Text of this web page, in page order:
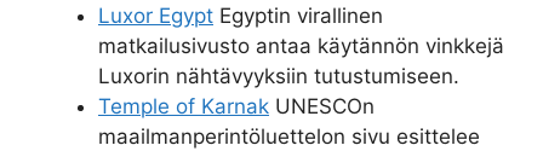
Luxor Egypt Egyptin virallinen
matkailusivusto antaa käytännön vinkkejä
Luxorin nähtävyyksiin tutustumiseen.
Temple of Karnak UNESCOn
maailmanperintöluettelon sivu esittelee